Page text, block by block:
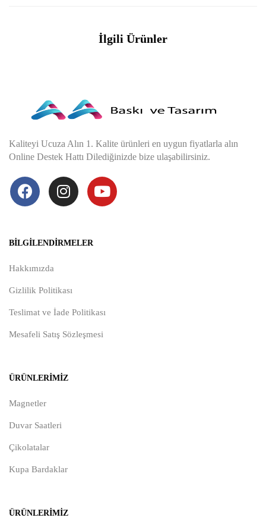
İlgili Ürünler
Kaliteyi Ucuza Alın 1. Kalite ürünleri en uygun fiyatlarla alın
Online Destek Hattı Dilediğinizde bize ulaşabilirsiniz.
BILGILENDIRMELER
Hakkımızda
Gizlilik Politikası
Teslimat ve İade Politikası
Mesafeli Satış Sözleşmesi
ÜRÜNLERIMIZ
Magnetler
Duvar Saatleri
Çikolatalar
Kupa Bardaklar
ÜRÜNLERIMIZ